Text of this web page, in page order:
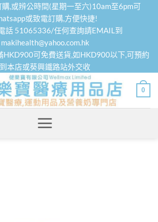
,或辨公時間(星期一至六)10am至6pm可
或致電訂購,方便快捷!
話 51065336/任何查詢請EMAIL到
makihealth@yahoo.com.hk
HKD900可免費送貨,如HKD900以下,可預約
到本店或葵興鐵路站外交收
0